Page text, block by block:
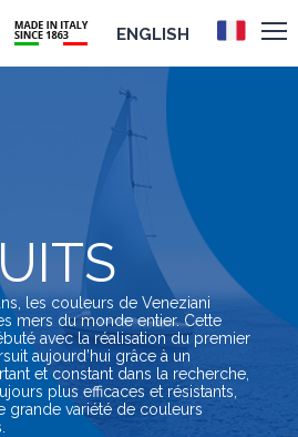
ENGLISH
les couleurs de Veneziani
mers du monde entier. Cette
avec la réalisation du premier
aujourd’hui grâce à un
et constant dans la recherche,
plus efficaces et résistants,
grande variété de couleurs